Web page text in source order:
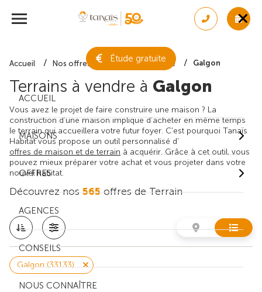
Étude gratuite
ACCUEIL
MAISONS
OFFRES
AGENCES
CONSEILS
NOUS CONNAÎTRE
Accueil Nos offres de terrain Gironde Galgon
Terrains à vendre à Galgon
Vous avez le projet de faire construire une maison ? La
construction d'une maison implique d'acheter en même temps
le terrain qui accueillera votre futur foyer. C'est pourquoi Tanaïs
Habitat vous propose un outil personnalisé d'
offres de maison et de terrain à acquérir. Grâce à cet outil, vous
pouvez mieux préparer votre achat et vous projeter dans votre
nouvel habitat.
Découvrez nos565offres de Terrain
Galgon (33133)